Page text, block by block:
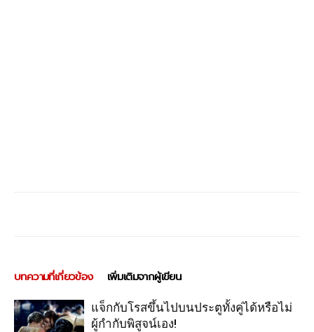
บทความที่เกี่ยวข้อง เพิ่มเติมจากผู้เขียน
แจ็กกับโรสขึ้นไปบนประตูทั้งคู่ได้หรือไม่
ผู้กำกับพิสูจน์เอง!